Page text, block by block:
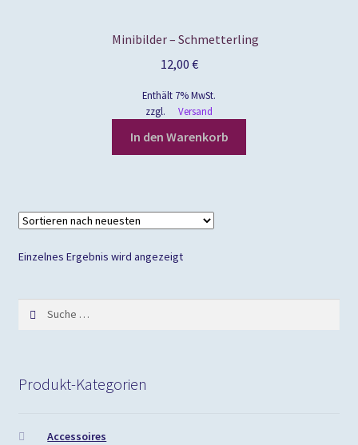
Minibilder – Schmetterling
12,00 €
Enthält 7% MwSt.
zzgl.
Versand
In den Warenkorb
Einzelnes Ergebnis wird angezeigt
Produkt-Kategorien
Accessoires